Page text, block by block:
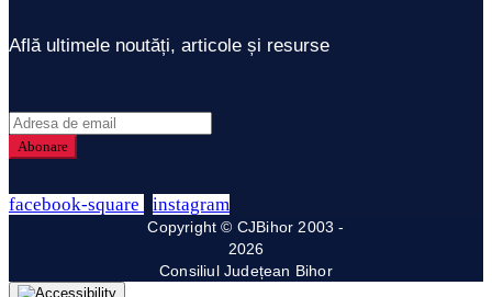
Află ultimele noutăți, articole și resurse
facebook-square instagram
Copyright © CJBihor 2003 -
2026
Consiliul Județean Bihor